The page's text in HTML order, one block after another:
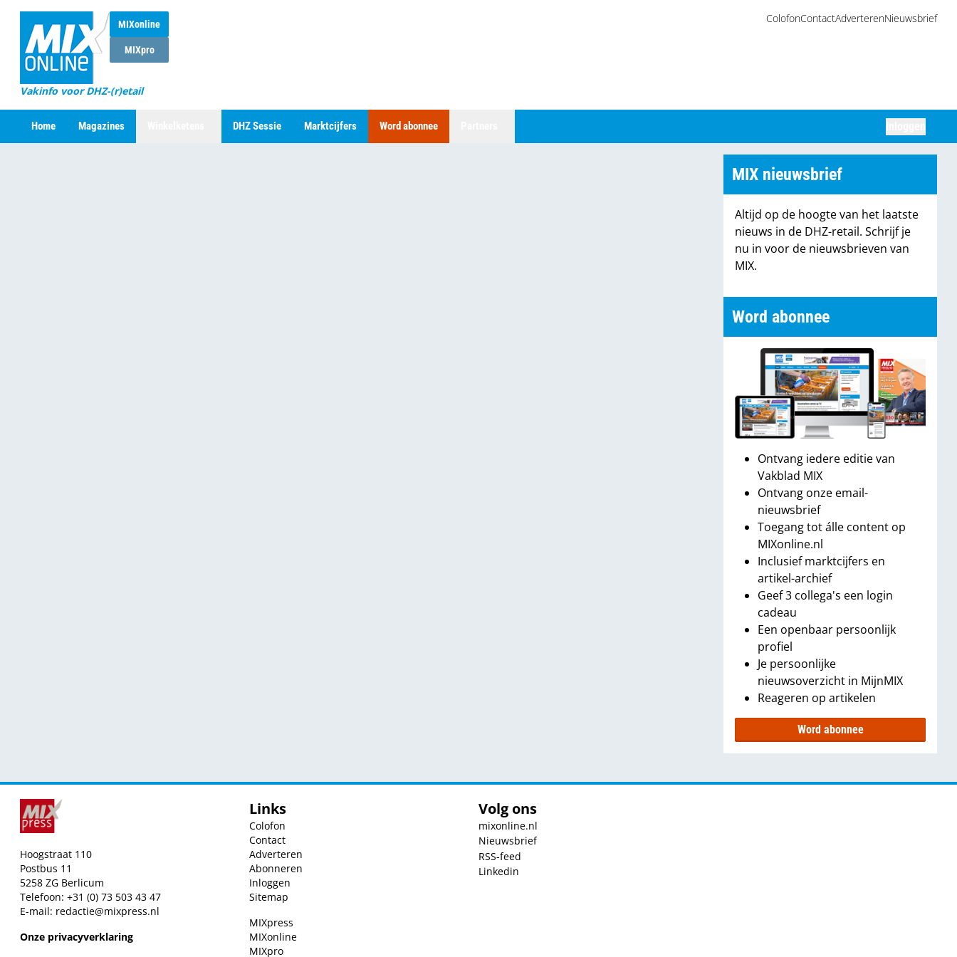
MIXonline
MIXpro
Vakinfo voor DHZ-(r)etail
ColofonContactAdverterenNieuwsbrief
Home Magazines DHZ Sessie Marktcijfers Word abonnee
MIX nieuwsbrief
Altijd op de hoogte van het laatste
nieuws in de DHZ-retail. Schrijf je
nu in voor de nieuwsbrieven van
MIX.
Word abonnee
Ontvang iedere editie van
Vakblad MIX
Ontvang onze email-
nieuwsbrief
Toegang tot álle content op
MIXonline.nl
Inclusief marktcijfers en
artikel-archief
Geef 3 collega's een login
cadeau
Een openbaar persoonlijk
profiel
Je persoonlijke
nieuwsoverzicht in MijnMIX
Reageren op artikelen
Word abonnee
Hoogstraat 110
Postbus 11
5258 ZG Berlicum
Telefoon: +31 (0) 73 503 43 47
E-mail: redactie@mixpress.nl
Onze privacyverklaring
Links
Colofon
Contact
Adverteren
Abonneren
Inloggen
Sitemap
MIXpress
MIXonline
MIXpro
Volg ons
mixonline.nl
Nieuwsbrief
RSS-feed
Linkedin